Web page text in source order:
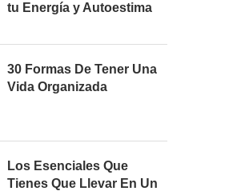
tu Energía y Autoestima
30 Formas De Tener Una
Vida Organizada
Los Esenciales Que
Tienes Que Llevar En Un